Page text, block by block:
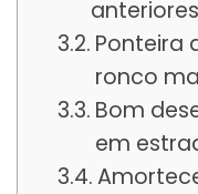
anteriores
Ponteira
ronco
Bom
em